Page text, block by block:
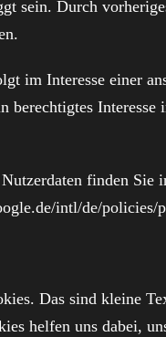
sein. Durch
im Interesse einer
berechtigtes
finden Sie
intl/de/policies/
Das sind kleine
helfen uns dabei,